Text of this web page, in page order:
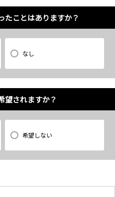
たことはありますか？
なし
望されますか？
希望しない